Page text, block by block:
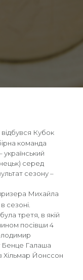
відбувся Кубок
команда
серед
сезону –
Михайла
сезоні.
третя, в якій
посівши 4
Бенце Галаша
Хільмар Йонссон